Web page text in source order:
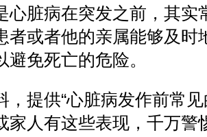
心脏病在突发之前，其实
者或者他的亲属能够及时
避免死亡的危险。
，提供“心脏病发作前常
家人有这些表现，千万警